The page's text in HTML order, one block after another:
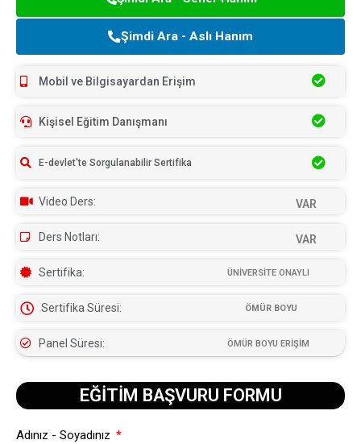
Şimdi Ara - Aslı Hanım
Mobil ve Bilgisayardan Erişim
Kişisel Eğitim Danışmanı
E-devlet'te Sorgulanabilir Sertifika
Video Ders: VAR
Ders Notları: VAR
Sertifika: ÜNİVERSİTE ONAYLI
Sertifika Süresi: ÖMÜR BOYU
Panel Süresi: ÖMÜR BOYU ERİŞİM
EĞİTİM BAŞVURU FORMU​
Adınız - Soyadınız